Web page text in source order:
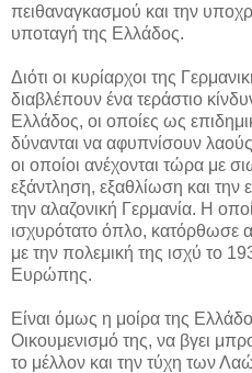
πειθαναγκασμού και την
υποταγή της Ελλάδος.
Διότι οι κυρίαρχοι της
διαβλέπουν ένα τεράστιο
Ελλάδος, οι οποίες ως
δύνανται να αφυπνίσουν
οι οποίοι ανέχονται τώρα με
εξάντληση, εξαθλίωση και την
την αλαζονική Γερμανία. Η
ισχυρότατο όπλο, κατόρθωσε
με την πολεμική της ισχύ το
Ευρώπης.
Είναι όμως η μοίρα της
Οικουμενισμό της, να βγει
το μέλλον και την τύχη των